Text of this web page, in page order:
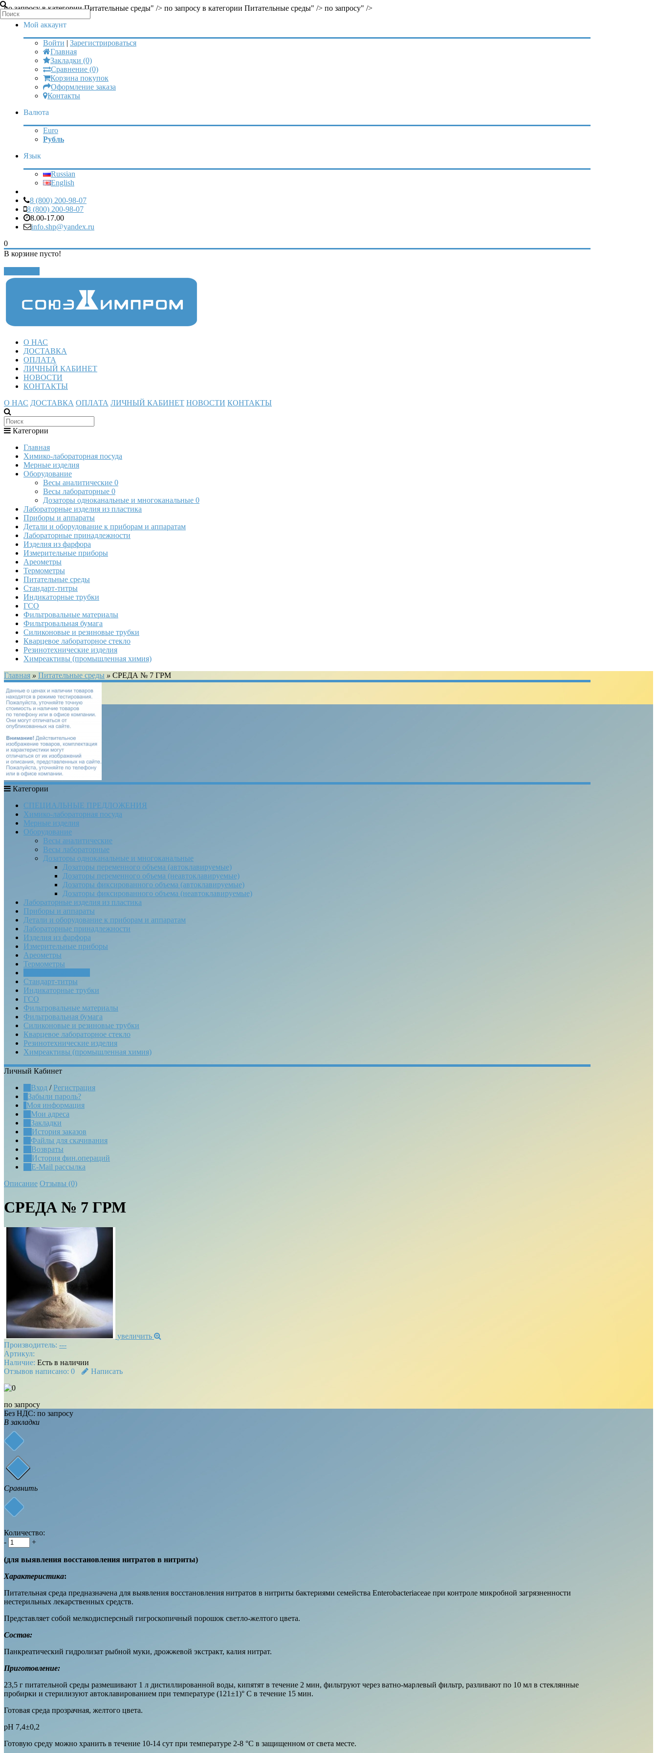
по запросу в категории Питательные среды" /> по запросу в категории Питательные среды" /> по запросу" />
Мой аккаунт
Войти | Зарегистрироваться
Главная
Закладки (0)
Сравнение (0)
Корзина покупок
Оформление заказа
Контакты
Валюта
Euro
Рубль
Язык
Russian
English
8 (800) 200-98-07
8 (800) 200-98-07
8.00-17.00
info.shp@yandex.ru
0
В корзине пусто!
О НАС
ДОСТАВКА
ОПЛАТА
ЛИЧНЫЙ КАБИНЕТ
НОВОСТИ
КОНТАКТЫ
О НАС ДОСТАВКА ОПЛАТА ЛИЧНЫЙ КАБИНЕТ НОВОСТИ КОНТАКТЫ
Категории
Главная
Химико-лабораторная посуда
Мерные изделия
Оборудование
Весы аналитические 0
Весы лабораторные 0
Дозаторы одноканальные и многоканальные 0
Лабораторные изделия из пластика
Приборы и аппараты
Детали и оборудование к приборам и аппаратам
Лабораторные принадлежности
Изделия из фарфора
Измерительные приборы
Ареометры
Термометры
Питательные среды
Стандарт-титры
Индикаторные трубки
ГСО
Фильтровальные материалы
Фильтровальная бумага
Силиконовые и резиновые трубки
Кварцевое лабораторное стекло
Резинотехнические изделия
Химреактивы (промышленная химия)
Главная » Питательные среды » СРЕДА № 7 ГРМ
Категории
СПЕЦИАЛЬНЫЕ ПРЕДЛОЖЕНИЯ
Химико-лабораторная посуда
Мерные изделия
Оборудование
Весы аналитические
Весы лабораторные
Дозаторы одноканальные и многоканальные
Дозаторы переменного объема (автоклавируемые)
Дозаторы переменного объема (неавтоклавируемые)
Дозаторы фиксированного объема (автоклавируемые)
Дозаторы фиксированного объема (неавтоклавируемые)
Лабораторные изделия из пластика
Приборы и аппараты
Детали и оборудование к приборам и аппаратам
Лабораторные принадлежности
Изделия из фарфора
Измерительные приборы
Ареометры
Термометры
Стандарт-титры
Индикаторные трубки
ГСО
Фильтровальные материалы
Фильтровальная бумага
Силиконовые и резиновые трубки
Кварцевое лабораторное стекло
Резинотехнические изделия
Химреактивы (промышленная химия)
Личный Кабинет
Вход / Регистрация
Забыли пароль?
Моя информация
Мои адреса
Закладки
История заказов
Файлы для скачивания
Возвраты
История фин.операций
E-Mail рассылка
Описание Отзывы (0)
СРЕДА № 7 ГРМ
увеличить
Производитель: ---
Артикул:
Наличие: Есть в наличии
Отзывов написано: 0 Написать
по запросу
Без НДС: по запросу
В закладки
Сравнить
Количество:
-
+
(для выявления восстановления нитратов в нитриты)
Характеристика:
Питательная среда предназначена для выявления восстановления нитратов в нитриты бактериями семейства Enterobacteriaceae при контроле микробной загрязненности
нестерильных лекарственных средств.
Представляет собой мелкодисперсный гигроскопичный порошок светло-желтого цвета.
Состав:
Панкреатический гидролизат рыбной муки, дрожжевой экстракт, калия нитрат.
Приготовление:
23,5 г питательной среды размешивают 1 л дистиллированной воды, кипятят в течение 2 мин, фильтруют через ватно-марлевый фильтр, разливают по 10 мл в стеклянные
пробирки и стерилизуют автоклавированием при температуре (121±1)° С в течение 15 мин.
Готовая среда прозрачная, желтого цвета.
рН 7,4±0,2
Готовую среду можно хранить в течение 10-14 сут при температуре 2-8 °С в защищенном от света месте.